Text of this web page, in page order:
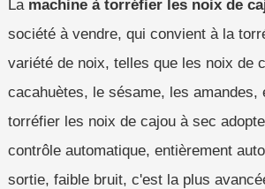
La machine à torréfier les noix de
société à vendre, qui convient à la
variété de noix, telles que les noix de
cacahuètes, le sésame, les amandes,
torréfier les noix de cajou à sec
contrôle automatique, entièrement
sortie, faible bruit, c'est la plus